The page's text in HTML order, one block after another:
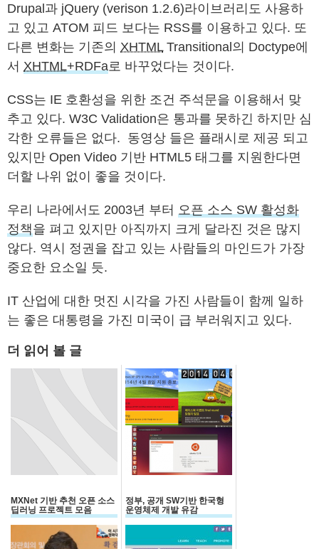
Drupal과 jQuery (verison 1.2.6)라이브러리도 사용하
고 있고 ATOM 피드 보다는 RSS를 이용하고 있다. 또
다른 변화는 기존의 XHTMLTransitional의 Doctype에
서 XHTML+RDFa 로 바꾸었다는 것이다.
CSS는 IE 호환성을 위한 조건 주석문을 이용해서 맞
추고 있다. W3C Validation은 통과를 못하긴 하지만 심
각한 오류들은 없다. 동영상 들은 플래시로 제공 되고
있지만 Open Video 기반 HTML5 태그를 지원한다면
더할 나위 없이 좋을 것이다.
우리 나라에서도 2003년 부터 오픈 소스 SW 활성화
정책을 펴고 있지만 아직까지 크게 달라진 것은 많지
않다. 역시 정권을 잡고 있는 사람들의 마인드가 가장
중요한 요소일 듯.
IT 산업에 대한 멋진 시각을 가진 사람들이 함께 일하
는 좋은 대통령을 가진 미국이 급 부러워지고 있다.
더 읽어 볼 글
MXNet 기반 추천 오픈 소스
딥러닝 프로젝트 모음
정부, 공개 SW기반 한국형
운영체제 개발 유감